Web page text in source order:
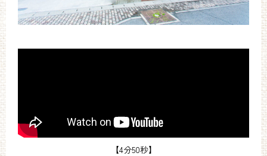
【4分50秒】